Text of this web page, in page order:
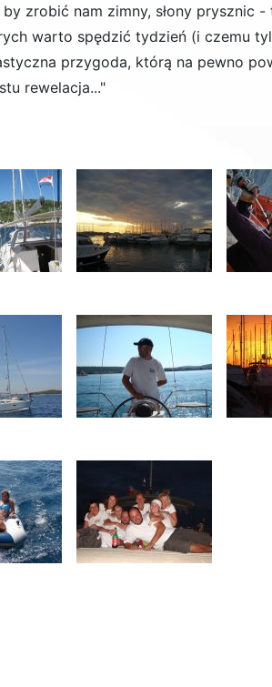
zrobić nam zimny, słony prysznic
warto spędzić tydzień (i czemu
przygoda, którą na pewno
rewelacja..."